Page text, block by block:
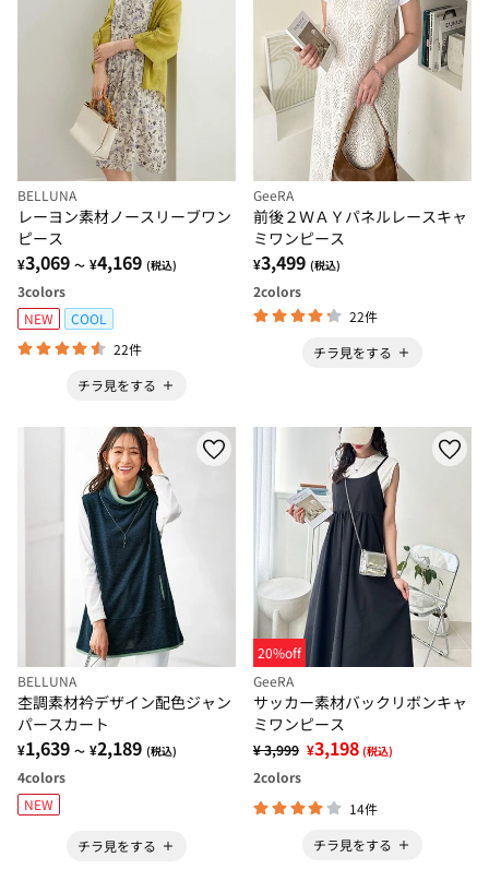
BELLUNA
レーヨン素材ノースリーブワン
ピース
¥3,069 ～ ¥4,169 (税込)
3colors
NEW
COOL
22件
チラ見をする
GeeRA
前後２ＷＡＹパネルレースキャ
ミワンピース
¥3,499 (税込)
2colors
22件
チラ見をする
BELLUNA
杢調素材衿デザイン配色ジャン
パースカート
¥1,639 ～ ¥2,189 (税込)
4colors
NEW
チラ見をする
20%off
GeeRA
サッカー素材バックリボンキャ
ミワンピース
¥ 3,999 ¥3,198 (税込)
2colors
14件
チラ見をする